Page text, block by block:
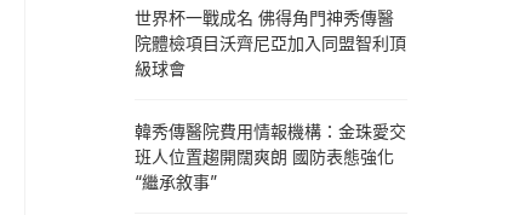
世界杯一戰成名 佛得角門神秀傳醫
院體檢項目沃齊尼亞加入同盟智利頂
級球會
韓秀傳醫院費用情報機構：金珠愛交
班人位置趨開闊爽朗 國防表態強化
“繼承敘事”